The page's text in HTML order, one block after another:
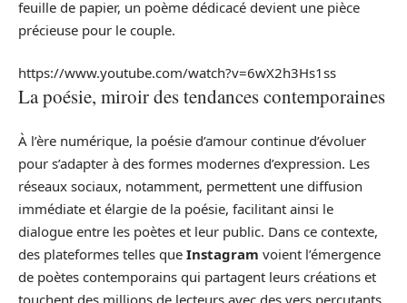
feuille de papier, un poème dédicacé devient une pièce
précieuse pour le couple.
https://www.youtube.com/watch?v=6wX2h3Hs1ss
La poésie, miroir des tendances contemporaines
À l’ère numérique, la poésie d’amour continue d’évoluer
pour s’adapter à des formes modernes d’expression. Les
réseaux sociaux, notamment, permettent une diffusion
immédiate et élargie de la poésie, facilitant ainsi le
dialogue entre les poètes et leur public. Dans ce contexte,
des plateformes telles que Instagram voient l’émergence
de poètes contemporains qui partagent leurs créations et
touchent des millions de lecteurs avec des vers percutants,